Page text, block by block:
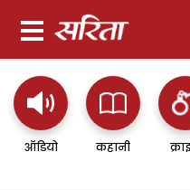
ऑडियो कहानी